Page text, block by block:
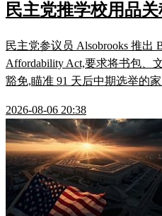
民主党推学校用品
民主党参议员 Alsobrooks 推出
Affordability Act,要求将书包、
豁免,瞄准 91 天后中期选举的家
2026-08-06 20:38